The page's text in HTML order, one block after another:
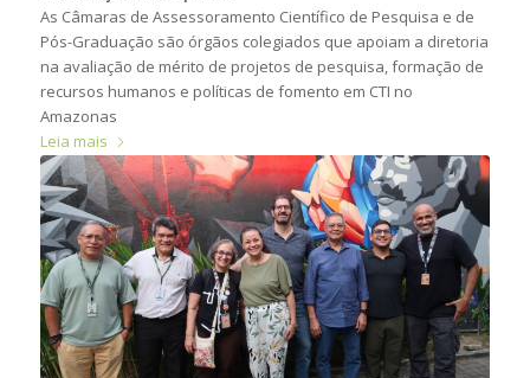
As Câmaras de Assessoramento Científico de Pesquisa e de
Pós-Graduação são órgãos colegiados que apoiam a diretoria
na avaliação de mérito de projetos de pesquisa, formação de
recursos humanos e políticas de fomento em CTI no
Amazonas
Leia mais